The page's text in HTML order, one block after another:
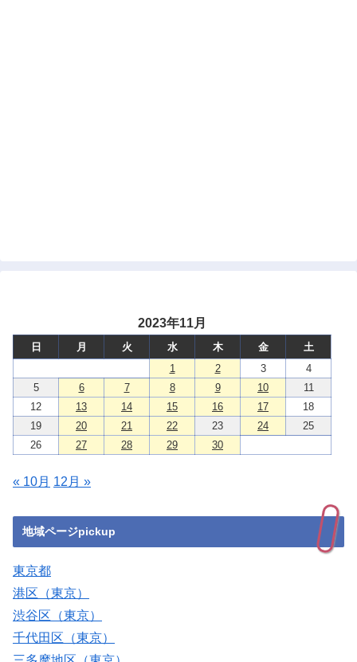
2023年11月
日 月 火 水 木 金
土
1
2 3
4
5
6 7 8 9 10
11
12
13 14 15 16 17
18
19
20 21 22 23 24
25
26
27 28 29 30
« 10月 12月 »
地域ページpickup
東京都
港区（東京）
渋谷区（東京）
千代田区（東京）